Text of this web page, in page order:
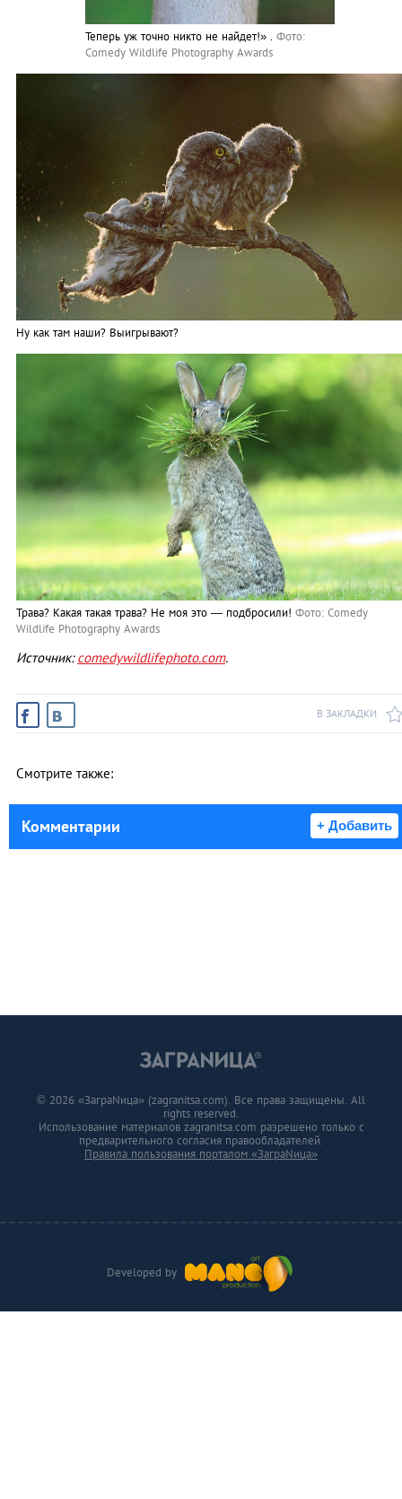
Теперь уж точно никто не найдет!» . Фото:
Comedy Wildlife Photography Awards
Ну как там наши? Выигрывают?
Трава? Какая такая трава? Не моя это ­— подбросили! Фото: Comedy
Wildlife Photography Awards
Источник:comedywildlifephoto.com.
В ЗАКЛАДКИ
Смотрите также:
Комментарии + Добавить
Developed by
© 2026 «ЗаграNица» (zagranitsa.com). Все права защищены. All
rights reserved.
Использование материалов zagranitsa.com разрешено только с
предварительного согласия правообладателей.
Правила пользования порталом «ЗаграNица»